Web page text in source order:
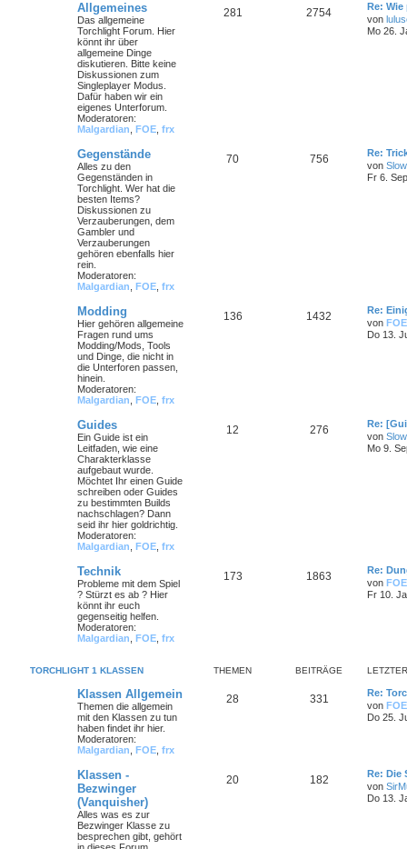
Allgemeines
Das allgemeine
Torchlight Forum. Hier
könnt ihr über
allgemeine Dinge
diskutieren. Bitte keine
Diskussionen zum
Singleplayer Modus.
Dafür haben wir ein
eigenes Unterforum.
Moderatoren:
Malgardian FOE frx
281 2754
Re:
von
Mo 26.
Gegenstände
Alles zu den
Gegenständen in
Torchlight. Wer hat die
besten Items?
Diskussionen zu
Verzauberungen, dem
Gambler und
Verzauberungen
gehören ebenfalls hier
rein.
Moderatoren:
Malgardian FOE frx
70 756
Re:
von
Fr 6.
Modding
Hier gehören allgemeine
Fragen rund ums
Modding/Mods, Tools
und Dinge, die nicht in
die Unterforen passen,
hinein.
Moderatoren:
Malgardian FOE frx
136 1432
Re:
von FOE
Do 13.
Guides
Ein Guide ist ein
Leitfaden, wie eine
Charakterklasse
aufgebaut wurde.
Möchtet Ihr einen Guide
schreiben oder Guides
zu bestimmten Builds
nachschlagen? Dann
seid ihr hier goldrichtig.
Moderatoren:
Malgardian FOE frx
12 276
Re:
von
Mo 9.
Technik
Probleme mit dem Spiel
? Stürzt es ab ? Hier
könnt ihr euch
gegenseitig helfen.
Moderatoren:
Malgardian FOE frx
173 1863
Re:
von FOE
Fr 10.
TORCHLIGHT 1 KLASSEN THEMEN BEITRÄGE
Klassen Allgemein
Themen die allgemein
mit den Klassen zu tun
haben findet ihr hier.
Moderatoren:
Malgardian FOE frx
28 331
Re:
von FOE
Do 25.
Klassen -
Bezwinger
(Vanquisher)
Alles was es zur
Bezwinger Klasse zu
besprechen gibt, gehört
20 182
Re: Die
von
Do 13.